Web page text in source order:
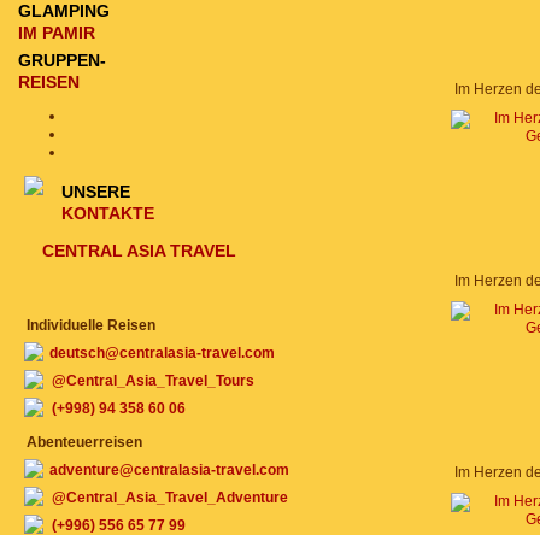
Im Herzen
Im Herzen
Im Herzen
GLAMPING
IM PAMIR
GRUPPEN-
REISEN
UNSERE
KONTAKTE
CENTRAL ASIA TRAVEL
Individuelle Reisen
deutsch@centralasia-travel.com
@Central_Asia_Travel_Tours
(+998) 94 358 60 06
Abenteuerreisen
adventure@centralasia-travel.com
@Central_Asia_Travel_Adventure
(+996) 556 65 77 99